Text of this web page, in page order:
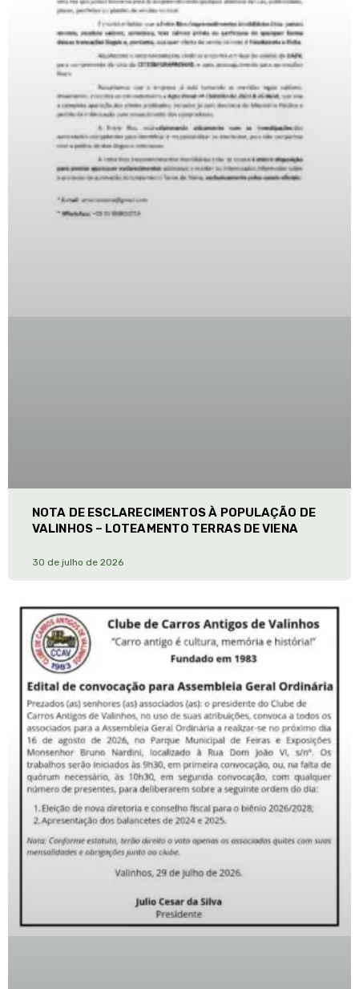
NOTA DE ESCLARECIMENTOS À POPULAÇÃO DE
VALINHOS – LOTEAMENTO TERRAS DE VIENA
30 de julho de 2026